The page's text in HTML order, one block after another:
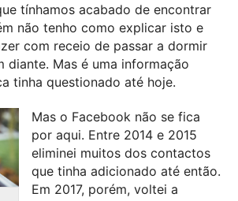
tínhamos acabado de encontrar
não tenho como explicar isto e
com receio de passar a dormir
diante. Mas é uma informação
tinha questionado até hoje.
Mas o Facebook não se fica
por aqui. Entre 2014 e 2015
eliminei muitos dos contactos
que tinha adicionado até então.
Em 2017, porém, voltei a